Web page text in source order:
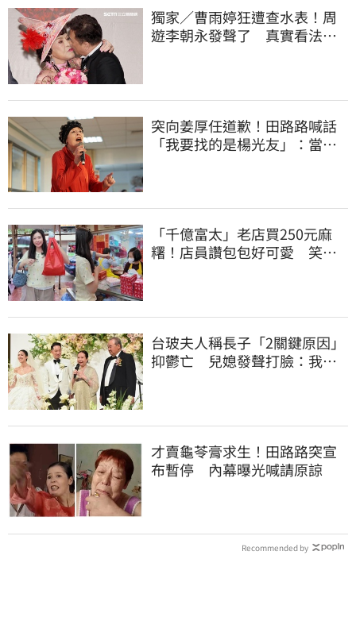
獨家／曹雨婷狂遭查水表！周
遊李朝永發聲了 真實看法曝
突向姜厚任道歉！田路路喊話
「我要找的是楊光友」：當時
「千億富太」老店買250元麻
糬！店員讚包包好可愛 笑
台玻夫人稱長子「2關鍵原因」
抑鬱亡 兒媳發聲打臉：我從
才賣龜苓膏求生！田路路突宣
布暫停 內幕曝光喊請原諒
Recommended by